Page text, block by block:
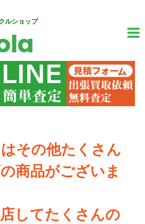
ルショップ
その他たくさん
商品がございま
してたくさんの